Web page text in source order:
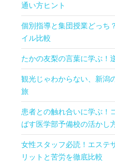
通い方ヒント
個別指導と集団授業どっち
イル比較
たかの友梨の言葉に学ぶ！
観光じゃわからない、新潟
旅
患者との触れ合いに学ぶ！
ばす医学部予備校の活かし
女性スタッフ必読！エステ
リットと苦労を徹底比較